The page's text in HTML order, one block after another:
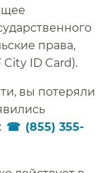
права,
City ID Card).​​
вы потеряли
(855) 355-